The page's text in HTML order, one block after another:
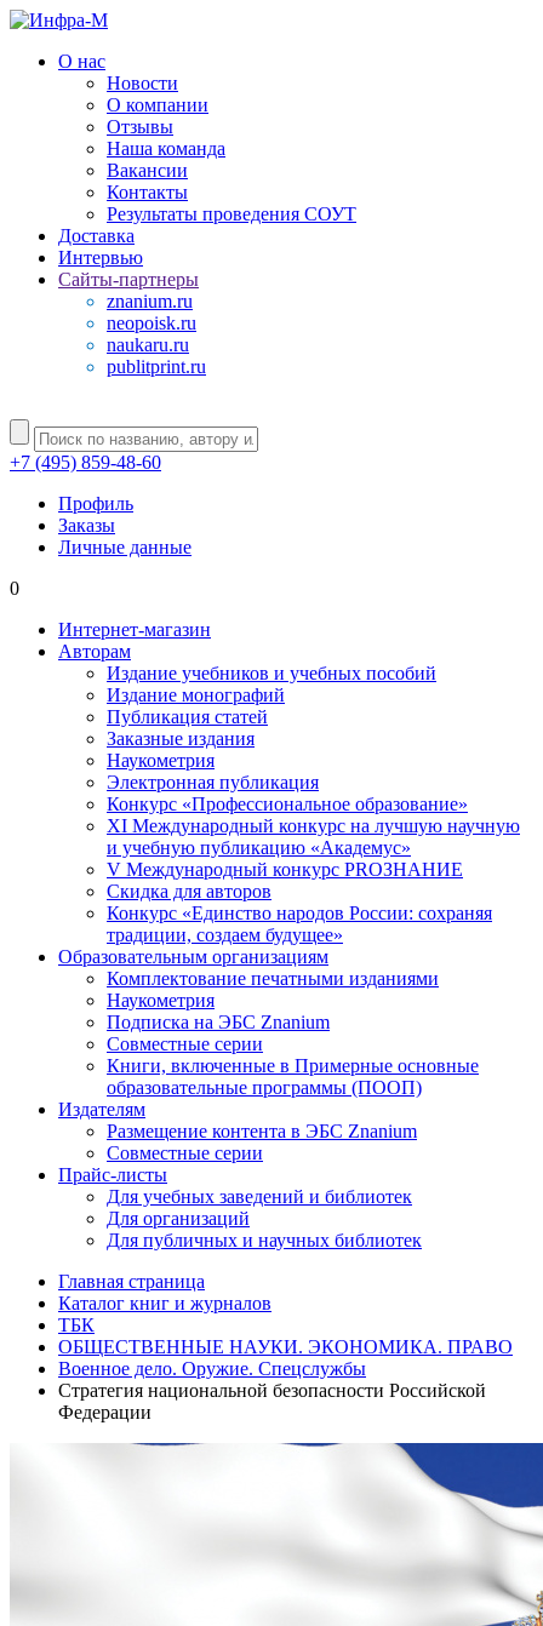
О нас
Новости
О компании
Отзывы
Наша команда
Вакансии
Контакты
Результаты проведения СОУТ
Доставка
Интервью
Сайты-партнеры
znanium.ru
neopoisk.ru
naukaru.ru
publitprint.ru
+7 (495) 859-48-60
Профиль
Заказы
Личные данные
0
Интернет-магазин
Авторам
Издание учебников и учебных пособий
Издание монографий
Публикация статей
Заказные издания
Наукометрия
Электронная публикация
Конкурс «Профессиональное образование»
XI Международный конкурс на лучшую научную
и учебную публикацию «Академус»
V Международный конкурс PROЗНАНИЕ
Скидка для авторов
Конкурс «Единство народов России: сохраняя
традиции, создаем будущее»
Образовательным организациям
Комплектование печатными изданиями
Наукометрия
Подписка на ЭБС Znanium
Совместные серии
Книги, включенные в Примерные основные
образовательные программы (ПООП)
Издателям
Размещение контента в ЭБС Znanium
Совместные серии
Прайс-листы
Для учебных заведений и библиотек
Для организаций
Для публичных и научных библиотек
Главная страница
Каталог книг и журналов
ТБК
ОБЩЕСТВЕННЫЕ НАУКИ. ЭКОНОМИКА. ПРАВО
Военное дело. Оружие. Спецслужбы
Стратегия национальной безопасности Российской
Федерации